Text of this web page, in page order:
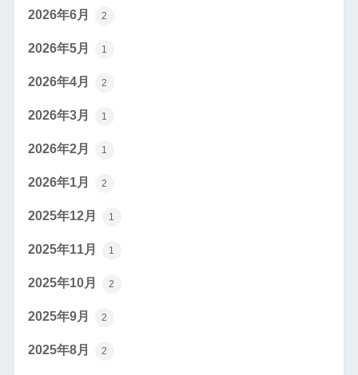
2026年6月 2
2026年5月 1
2026年4月 2
2026年3月 1
2026年2月 1
2026年1月 2
2025年12月 1
2025年11月 1
2025年10月 2
2025年9月 2
2025年8月 2